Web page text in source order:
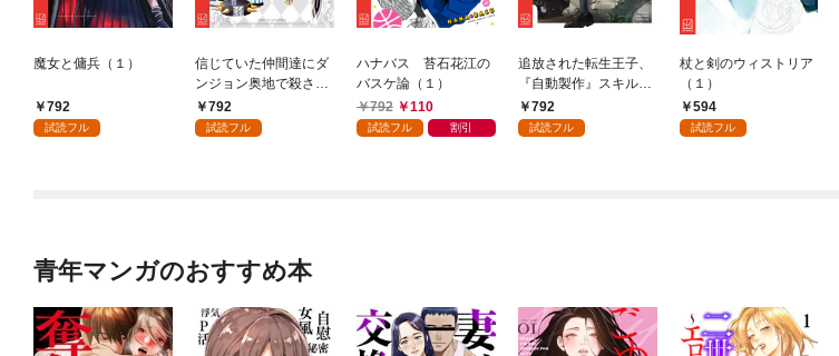
魔女と傭兵（１）
792
試読フル
信じていた仲間達にダ
ンジョン奥地で殺され
かけたがギフト『無限
ガチャ』でレベル９９
792
試読フル
ハナバス 苔石花江の
バスケ論（１）
792
110
試読フル 割引
追放された転生王子、
『自動製作』スキルで
領地を爆速で開拓し最
強の村を作ってしまう
792
試読フル
杖と剣のウィストリア
（１）
594
試読フル
青年マンガのおすすめ本